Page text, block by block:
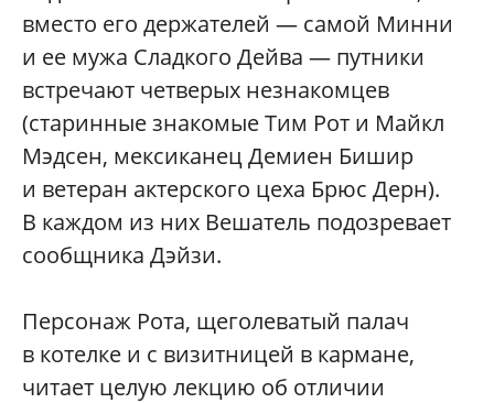
вместо его держателей — самой Минни
и ее мужа Сладкого Дейва — путники
встречают четверых незнакомцев
(старинные знакомые Тим Рот и Майкл
Мэдсен, мексиканец Демиен Бишир
и ветеран актерского цеха Брюс Дерн).
В каждом из них Вешатель подозревает
сообщника Дэйзи.
Персонаж Рота, щеголеватый палач
в котелке и с визитницей в кармане,
читает целую лекцию об отличии